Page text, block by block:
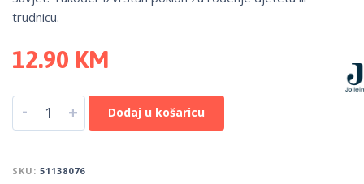
trudnicu.
12.90 KM
- + Dodaj u košaricu
SKU: 51138076